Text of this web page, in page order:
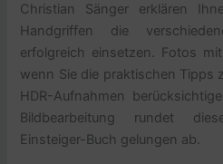
Christian Sänger erklären
Handgriffen die
erfolgreich einsetzen. Fotos
wenn Sie die praktischen Tipps
HDR-Aufnahmen
Bildbearbeitung rundet
Einsteiger-Buch gelungen ab.